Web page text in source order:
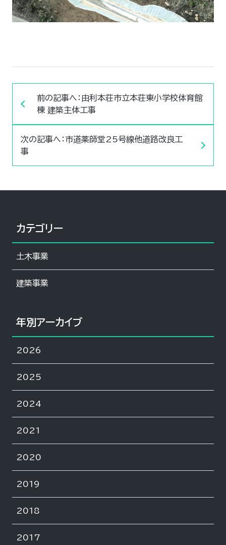
前の記事へ：由利本荘市立本荘東小学校体育館
棟 建築主体工事
次の記事へ：市道薬師堂25号線他道路改良工
事
カテゴリー
土木事業
建築事業
年別アーカイブ
2026
2025
2024
2021
2020
2019
2018
2017